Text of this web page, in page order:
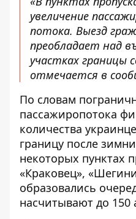
увеличение
потока. Выезд
преобладает над
участках границы
отмечается в
По словам
пассажиропотока
количества
границу после
некоторых пунктах
«Краковец»,
образовались
насчитывают до 150